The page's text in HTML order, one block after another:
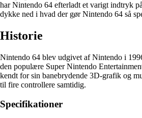
har Nintendo 64 efterladt et varigt indtryk
dykke ned i hvad der gør Nintendo 64 så
Historie
Nintendo 64 blev udgivet af Nintendo i
den populære Super Nintendo
kendt for sin banebrydende 3D-grafik og
til fire controllere samtidig.
Specifikationer